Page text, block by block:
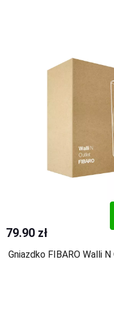
79.90 zł
Gniazdko FIBARO Walli